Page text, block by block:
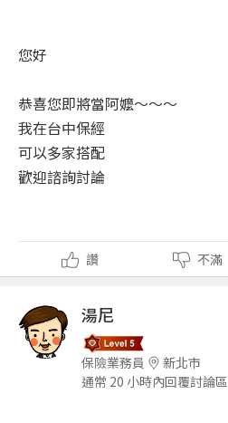
您好
恭喜您即將當阿嬤～～～
我在台中保經
可以多家搭配
歡迎諮詢討論
讚 不滿
湯尼
保險業務員
新北市
通常 20 小時內回覆討論區